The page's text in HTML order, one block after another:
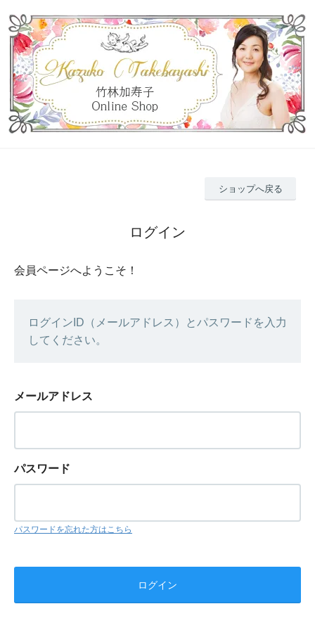
ショップへ戻る
ログイン
会員ページへようこそ！
ログインID（メールアドレス）とパスワードを入力
してください。
メールアドレス
パスワード
パスワードを忘れた方はこちら